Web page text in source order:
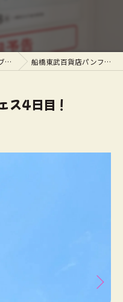
グ 船橋東武百貨店パンフェス4日目！
ス4日目！